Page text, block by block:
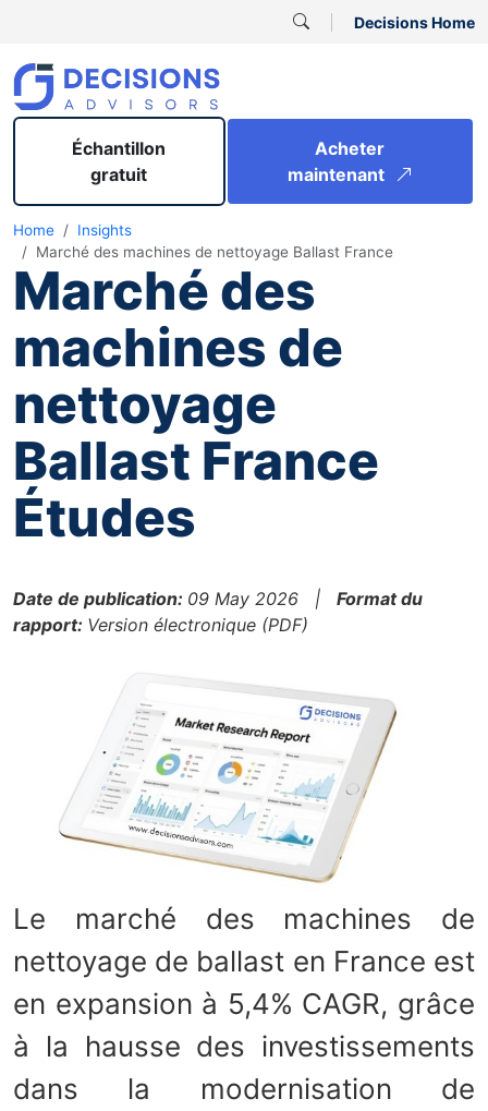
Decisions Home
Échantillon
gratuit
Acheter
maintenant
Home
Insights
Marché des machines de nettoyage Ballast France
Marché des
machines de
nettoyage
Ballast France
Études
Date de publication: 09 May 2026 | Format du
rapport: Version électronique (PDF)
Le marché des machines de
nettoyage de ballast en France est
en expansion à 5,4% CAGR, grâce
à la hausse des investissements
dans la modernisation de